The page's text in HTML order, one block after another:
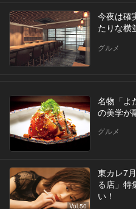
今夜は確
たりな横
グルメ
名物「よ
の美学が
グルメ
Vol.50
東カレ7
る店」特
い！